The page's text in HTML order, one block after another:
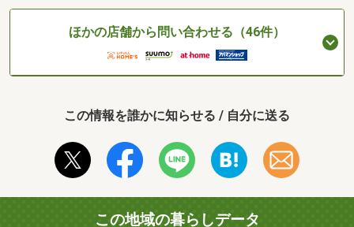
ほかの店舗から問い合わせる（46件）
この情報を誰かに知らせる / 自分に送る
この地域の暮らしデータ